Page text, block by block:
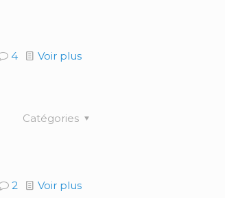
4 Voir plus
Catégories
2 Voir plus